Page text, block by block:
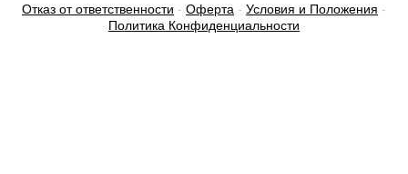
Отказ от ответственности - Оферта - Условия и Положения -
Политика Конфиденциальности